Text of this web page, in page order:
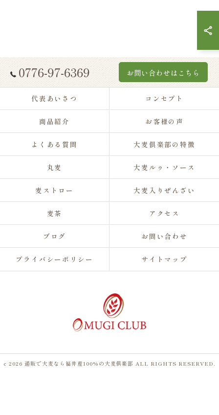
0776-97-6369 お問い合わせはこちら
代表あいさつ コンセプト
商品紹介 お客様の声
よくある質問 大麦倶楽部の特徴
丸麦 大麦ルゥ・ソース
麦ストロー 大麦入りぜんざい
麦茶 アクセス
ブログ お問い合わせ
プライバシーポリシー サイトマップ
c 2026 通販で大麦なら福井産100%の大麦倶楽部 ALL RIGHTS RESERVED.